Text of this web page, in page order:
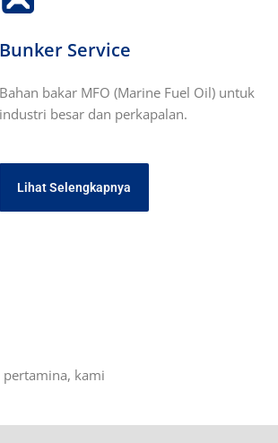
Bunker Service
Bahan bakar MFO (Marine Fuel Oil) untuk
industri besar dan perkapalan.
Lihat Selengkapnya
pertamina, kami